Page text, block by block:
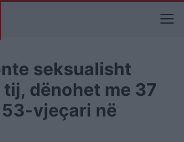
seksualisht
tij, dënohet me 37
vjeçari në